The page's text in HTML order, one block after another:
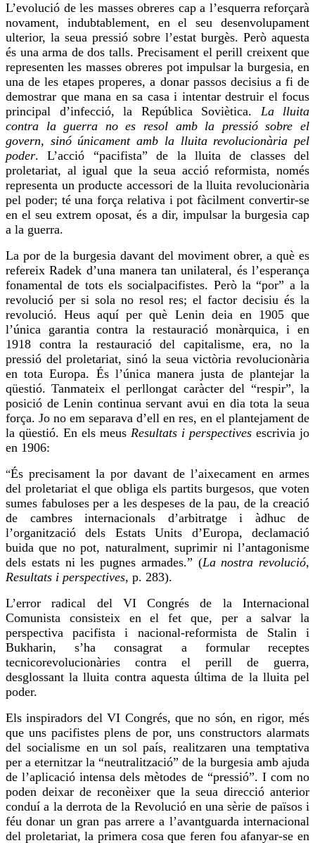
L’evolució de les masses obreres cap a l’esquerra reforçarà
novament, indubtablement, en el seu desenvolupament
ulterior, la seua pressió sobre l’estat burgès. Però aquesta
és una arma de dos talls. Precisament el perill creixent que
representen les masses obreres pot impulsar la burgesia, en
una de les etapes properes, a donar passos decisius a fi de
demostrar que mana en sa casa i intentar destruir el focus
principal d’infecció, la República Soviètica. La lluita
contra la guerra no es resol amb la pressió sobre el
govern, sinó únicament amb la lluita revolucionària pel
poder. L’acció “pacifista” de la lluita de classes del
proletariat, al igual que la seua acció reformista, només
representa un producte accessori de la lluita revolucionària
pel poder; té una força relativa i pot fàcilment convertir-se
en el seu extrem oposat, és a dir, impulsar la burgesia cap
a la guerra.
La por de la burgesia davant del moviment obrer, a què es
refereix Radek d’una manera tan unilateral, és l’esperança
fonamental de tots elssocialpacifistes. Però la “por” a la
revolució per si sola no resolres; el factor decisiu és la
revolució. Heus aquí per què Lenin deia en 1905 que
l’única garantia contra la restauració monàrquica, i en
1918 contra la restauració del capitalisme, era, no la
pressió del proletariat, sinó la seua victòria revolucionària
en tota Europa. És l’única manera justa de plantejar la
qüestió. Tanmateix el perllongat caràcter del “respir”, la
posició de Lenin continua servant avui en dia tota la seua
força. Jo no em separava d’ell en res, en el plantejament de
la qüestió. En els meus Resultats i perspectives escrivia jo
en 1906:
“És precisament la por davant de l’aixecament en armes
del proletariat el que obliga els partits burgesos, que voten
sumes fabuloses per a les despeses de la pau, de la creació
de cambresinternacionals d’arbitratge i àdhuc de
l’organització dels Estats Units d’Europa, declamació
buida que no pot, naturalment, suprimir ni l’antagonisme
dels estats ni les pugnes armades.” (La nostra revolució,
Resultats i perspectives, p. 283).
L’error radical del VICongrés de la Internacional
Comunista consisteix en el fet que, per a salvar la
perspectiva pacifista i nacional-reformista de Stalin i
Bukharin, s’ha consagrat a formular receptes
tecnicorevolucionàries contra el perill de guerra,
desglossant la lluita contra aquesta última de la lluita pel
poder.
Els inspiradors delVI Congrés, que no són, en rigor, més
que uns pacifistes plens de por, uns constructors alarmats
del socialisme en un sol país, realitzaren una temptativa
per a eternitzar la “neutralització” de la burgesia amb ajuda
de l’aplicació intensa dels mètodes de “pressió”. I com no
poden deixar de reconèixer que la seua direccióanterior
conduí a la derrota de la Revolució en una sèrie de països i
féu donar un gran pas arrere a l’avantguarda internacional
del proletariat, la primera cosa que feren fou afanyar-se en